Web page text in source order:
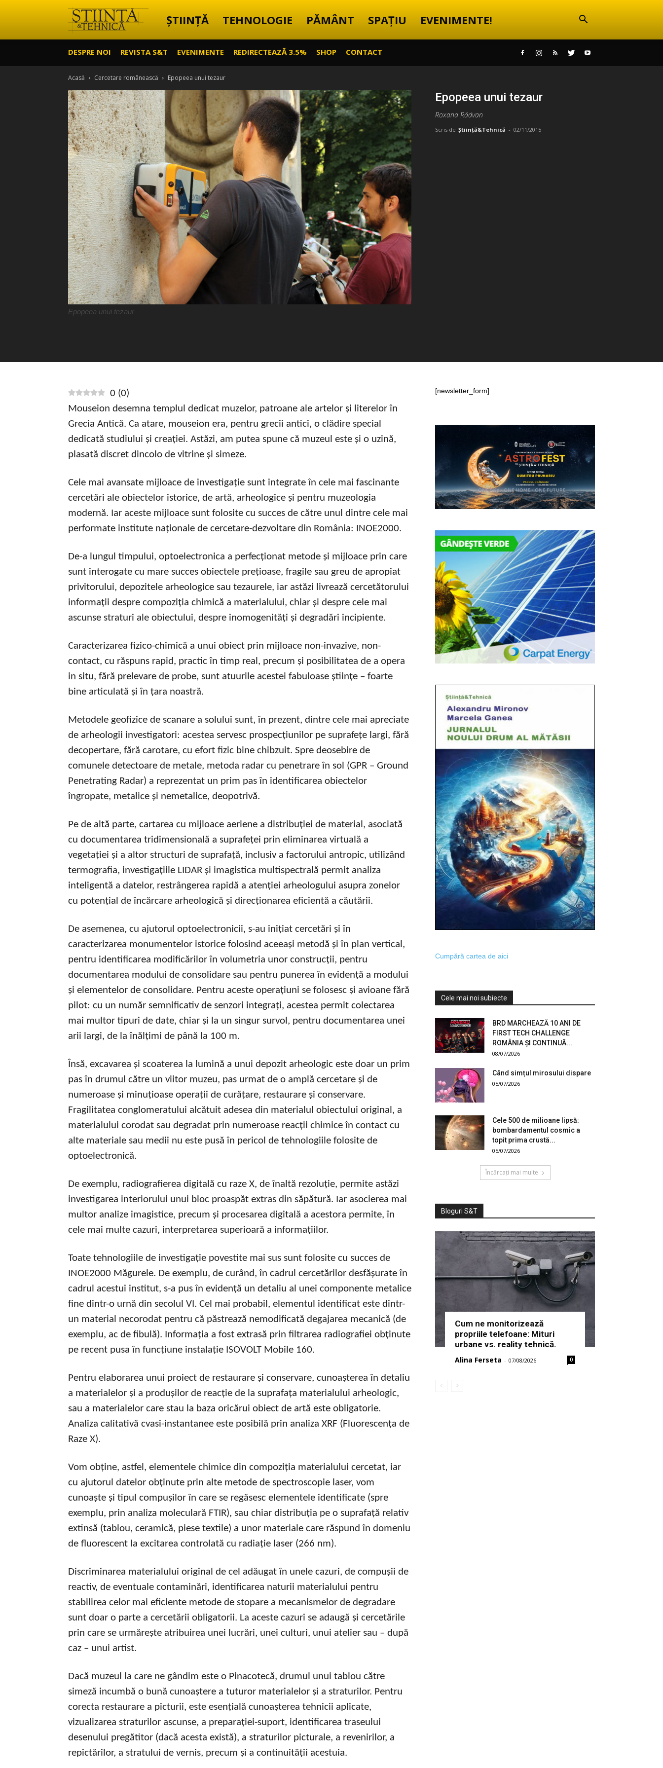
Știință
Tehnică
ȘTIINȚĂ TEHNOLOGIE PĂMÂNT SPAȚIU EVENIMENTE!
DESPRE NOI REVISTA S&T EVENIMENTE REDIRECTEAZĂ 3.5% SHOP CONTACT
Acasă Cercetare românească Epopeea unui tezaur
Epopeea unui tezaur
Roxana Rădvan
Scris de Știință&Tehnică - 02/11/2015
Epopeea unui tezaur
0 (0)
Mouseion desemna templul dedicat muzelor, patroane ale artelor și literelor în
Grecia Antică. Ca atare, mouseion era, pentru grecii antici, o clădire special
dedicată studiului și creației. Astăzi, am putea spune că muzeul este și o uzină,
plasată discret dincolo de vitrine și simeze.
Cele mai avansate mijloace de investigație sunt integrate în cele mai fascinante
cercetări ale obiectelor istorice, de artă, arheologice și pentru muzeologia
modernă. Iar aceste mijloace sunt folosite cu succes de către unul dintre cele mai
performate institute naționale de cercetare-dezvoltare din România: INOE2000.
De-a lungul timpului, optoelectronica a perfecționat metode și mijloace prin care
sunt interogate cu mare succes obiectele prețioase, fragile sau greu de apropiat
privitorului, depozitele arheologice sau tezaurele, iar astăzi livrează cercetătorului
informații despre compoziția chimică a materialului, chiar și despre cele mai
ascunse straturi ale obiectului, despre inomogenități și degradări incipiente.
Caracterizarea fizico-chimică a unui obiect prin mijloace non-invazive, non-
contact, cu răspuns rapid, practic în timp real, precum și posibilitatea de a opera
in situ, fără prelevare de probe, sunt atuurile acestei fabuloase științe – foarte
bine articulată și în țara noastră.
Metodele geofizice de scanare a solului sunt, în prezent, dintre cele mai apreciate
de arheologii investigatori: acestea servesc prospecțiunilor pe suprafețe largi, fără
decopertare, fără carotare, cu efort fizic bine chibzuit. Spre deosebire de
comunele detectoare de metale, metoda radar cu penetrare în sol (GPR – Ground
Penetrating Radar) a reprezentat un prim pas în identificarea obiectelor
îngropate, metalice și nemetalice, deopotrivă.
Pe de altă parte, cartarea cu mijloace aeriene a distribuției de material, asociată
cu documentarea tridimensională a suprafeței prin eliminarea virtuală a
vegetației și a altor structuri de suprafață, inclusiv a factorului antropic, utilizând
termografia, investigațiile LIDAR și imagistica multispectrală permit analiza
inteligentă a datelor, restrângerea rapidă a atenției arheologului asupra zonelor
cu potențial de încărcare arheologică și direcționarea eficientă a căutării.
De asemenea, cu ajutorul optoelectronicii, s-au inițiat cercetări și în
caracterizarea monumentelor istorice folosind aceeași metodă și în plan vertical,
pentru identificarea modificărilor în volumetria unor construcții, pentru
documentarea modului de consolidare sau pentru punerea în evidență a modului
și elementelor de consolidare. Pentru aceste operațiuni se folosesc și avioane fără
pilot: cu un număr semnificativ de senzori integrați, acestea permit colectarea
mai multor tipuri de date, chiar și la un singur survol, pentru documentarea unei
arii largi, de la înălțimi de până la 100 m.
Însă, excavarea și scoaterea la lumină a unui depozit arheologic este doar un prim
pas în drumul către un viitor muzeu, pas urmat de o amplă cercetare și de
numeroase și minuțioase operații de curățare, restaurare și conservare.
Fragilitatea conglomeratului alcătuit adesea din materialul obiectului original, a
materialului corodat sau degradat prin numeroase reacții chimice în contact cu
alte materiale sau medii nu este pusă în pericol de tehnologiile folosite de
optoelectronică.
De exemplu, radiografierea digitală cu raze X, de înaltă rezoluție, permite astăzi
investigarea interiorului unui bloc proaspăt extras din săpătură. Iar asocierea mai
multor analize imagistice, precum și procesarea digitală a acestora permite, în
cele mai multe cazuri, interpretarea superioară a informațiilor.
Toate tehnologiile de investigație povestite mai sus sunt folosite cu succes de
INOE2000 Măgurele. De exemplu, de curând, în cadrul cercetărilor desfășurate în
cadrul acestui institut, s-a pus în evidență un detaliu al unei componente metalice
fine dintr-o urnă din secolul VI. Cel mai probabil, elementul identificat este dintr-
un material necorodat pentru că păstrează nemodificată degajarea mecanică (de
exemplu, ac de fibulă). Informația a fost extrasă prin filtrarea radiografiei obținute
pe recent pusa în funcțiune instalație ISOVOLT Mobile 160.
Pentru elaborarea unui proiect de restaurare și conservare, cunoașterea în detaliu
a materialelor și a produșilor de reacție de la suprafața materialului arheologic,
sau a materialelor care stau la baza oricărui obiect de artă este obligatorie.
Analiza calitativă cvasi-instantanee este posibilă prin analiza XRF (Fluorescența de
Raze X).
Vom obține, astfel, elementele chimice din compoziția materialului cercetat, iar
cu ajutorul datelor obținute prin alte metode de spectroscopie laser, vom
cunoaște și tipul compușilor în care se regăsesc elementele identificate (spre
exemplu, prin analiza moleculară FTIR), sau chiar distribuția pe o suprafață relativ
extinsă (tablou, ceramică, piese textile) a unor materiale care răspund în domeniu
de fluorescent la excitarea controlată cu radiație laser (266 nm).
Discriminarea materialului original de cel adăugat în unele cazuri, de compușii de
reactiv, de eventuale contaminări, identificarea naturii materialului pentru
stabilirea celor mai eficiente metode de stopare a mecanismelor de degradare
sunt doar o parte a cercetării obligatorii. La aceste cazuri se adaugă și cercetările
prin care se urmărește atribuirea unei lucrări, unei culturi, unui atelier sau – după
caz – unui artist.
Dacă muzeul la care ne gândim este o Pinacotecă, drumul unui tablou către
simeză incumbă o bună cunoaștere a tuturor materialelor și a straturilor. Pentru
corecta restaurare a picturii, este esențială cunoașterea tehnicii aplicate,
vizualizarea straturilor ascunse, a preparației-suport, identificarea traseului
desenului pregătitor (dacă acesta există), a straturilor picturale, a revenirilor, a
repictărilor, a stratului de vernis, precum și a continuității acestuia.
[newsletter_form]
Cumpără cartea de aici
Cele mai noi subiecte
BRD MARCHEAZĂ 10 ANI DE
FIRST TECH CHALLENGE
ROMÂNIA ȘI CONTINUĂ...
08/07/2026
Când simțul mirosului dispare
05/07/2026
Cele 500 de milioane lipsă:
bombardamentul cosmic a
topit prima crustă...
05/07/2026
Încărcați mai multe
Bloguri S&T
Cum ne monitorizează
propriile telefoane: Mituri
urbane vs. reality tehnică.
Alina Ferseta - 07/08/2026 0